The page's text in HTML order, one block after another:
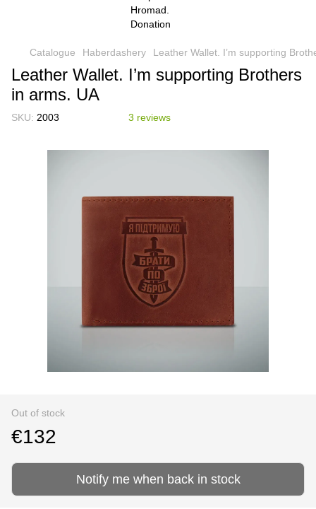
Catalogue Haberdashery Leather Wallet. I’m supporting
Leather Wallet. I’m supporting Brothers
in arms. UA
SKU: 2003 3 reviews
Out of stock
€132
Notify me when back in stock